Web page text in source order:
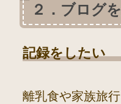
２．ブログ
記録をしたい
離乳食や家族旅